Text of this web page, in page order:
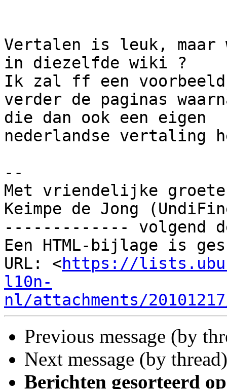
Vertalen is leuk, maar
in diezelfde wiki ?
Ik zal ff een
verder de paginas
die dan ook een eigen
nederlandse vertaling
--
Met vriendelijke
Keimpe de Jong
------------- volgend
Een HTML-bijlage is
URL: <https://
l10n-
nl/attachments/
Previous message (by
Next message (by
Berichten gesorteerd